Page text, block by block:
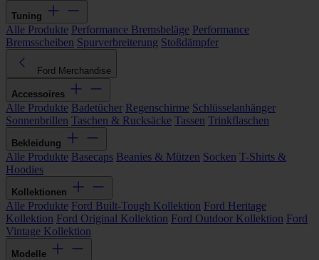
Tuning
Alle Produkte Performance Bremsbeläge Performance
Bremsscheiben Spurverbreiterung Stoßdämpfer
Ford Merchandise
Accessoires
Alle Produkte Badetücher Regenschirme Schlüsselanhänger
Sonnenbrillen Taschen & Rucksäcke Tassen Trinkflaschen
Bekleidung
Alle Produkte Basecaps Beanies & Mützen Socken T-Shirts &
Hoodies
Kollektionen
Alle Produkte Ford Built-Tough Kollektion Ford Heritage
Kollektion Ford Original Kollektion Ford Outdoor Kollektion Ford
Vintage Kollektion
Modelle